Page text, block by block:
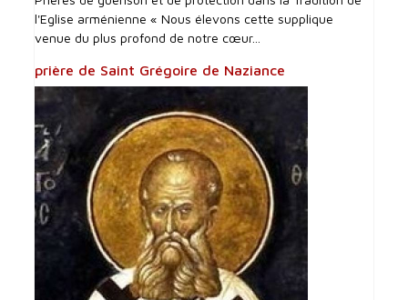
l'Eglise arménienne « Nous élevons cette supplique
venue du plus profond de notre cœur...
prière de Saint Grégoire de Naziance